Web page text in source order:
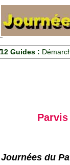
12 Guides :
Journées du